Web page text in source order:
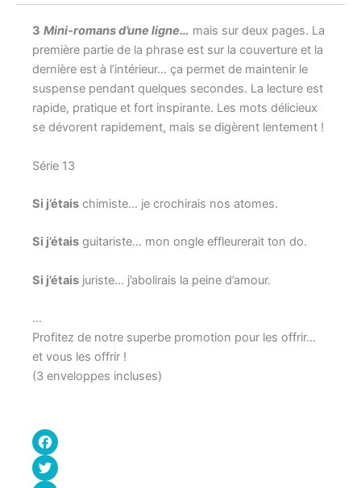
(série
3 Mini-romans d’une ligne… mais sur deux pages. La
première partie de la phrase est sur la couverture et la
dernière est à l’intérieur… ça permet de maintenir le
suspense pendant quelques secondes. La lecture est
rapide, pratique et fort inspirante. Les mots délicieux
se dévorent rapidement, mais se digèrent lentement !
Série 13
Si j’étais chimiste… je crochirais nos atomes.
Si j’étais guitariste… mon ongle effleurerait ton do.
Si j’étais juriste… j’abolirais la peine d’amour.
…
Profitez de notre superbe promotion pour les offrir…
et vous les offrir !
(3 enveloppes incluses)
F